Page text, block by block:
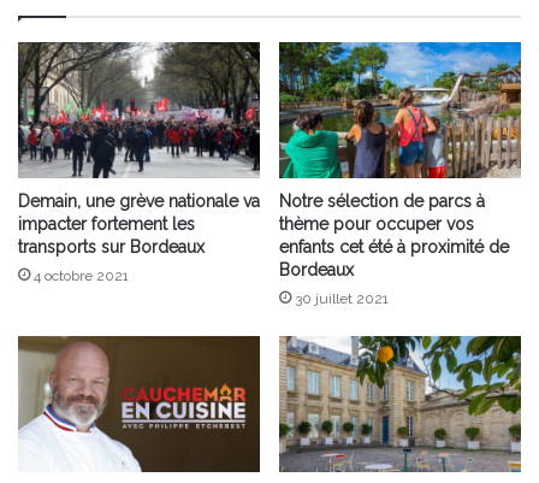
Demain, une grève nationale va
impacter fortement les
transports sur Bordeaux
4 octobre 2021
Notre sélection de parcs à
thème pour occuper vos
enfants cet été à proximité de
Bordeaux
30 juillet 2021